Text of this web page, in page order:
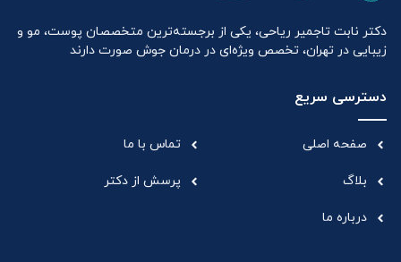
دکتر نابت تاجمیر ریاحی، یکی از برجسته‌ترین متخصصان پوست، مو و
زیبایی در تهران، تخصص ویژه‌ای در درمان جوش صورت دارند
دسترسی سریع
صفحه اصلی
بلاگ
درباره ما
تماس با ما
پرسش از دکتر